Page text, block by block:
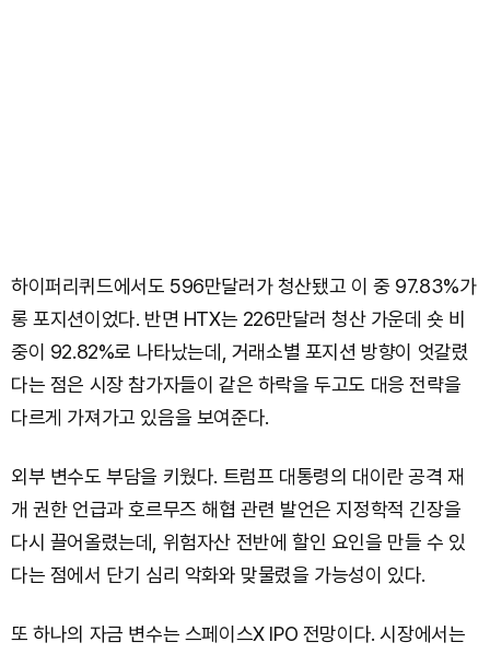
하이퍼리퀴드에서도 596만달러가 청산됐고 이 중 97.83%가
롱 포지션이었다. 반면 HTX는 226만달러 청산 가운데 숏 비
중이 92.82%로 나타났는데, 거래소별 포지션 방향이 엇갈렸
다는 점은 시장 참가자들이 같은 하락을 두고도 대응 전략을
다르게 가져가고 있음을 보여준다.
외부 변수도 부담을 키웠다. 트럼프 대통령의 대이란 공격 재
개 권한 언급과 호르무즈 해협 관련 발언은 지정학적 긴장을
다시 끌어올렸는데, 위험자산 전반에 할인 요인을 만들 수 있
다는 점에서 단기 심리 악화와 맞물렸을 가능성이 있다.
또 하나의 자금 변수는 스페이스X IPO 전망이다. 시장에서는